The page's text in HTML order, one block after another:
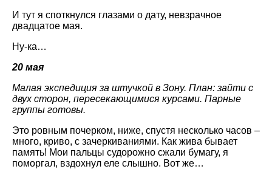
И тут я споткнулся глазами о дату, невзрачное
двадцатое мая.
Ну-ка…
20 мая
Малая экспедиция за штучкой в Зону. План: зайти с
двух сторон, пересекающимися курсами. Парные
группы готовы.
Это ровным почерком, ниже, спустя несколько часов –
много, криво, с зачеркиваниями. Как жива бывает
память! Мои пальцы судорожно сжали бумагу, я
поморгал, вздохнул еле слышно. Вот же…